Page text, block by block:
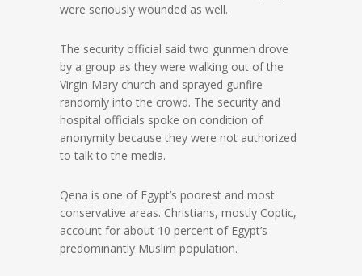
were seriously wounded as well.
The security official said two gunmen drove
by a group as they were walking out of the
Virgin Mary church and sprayed gunfire
randomly into the crowd. The security and
hospital officials spoke on condition of
anonymity because they were not authorized
to talk to the media.
Qena is one of Egypt’s poorest and most
conservative areas. Christians, mostly Coptic,
account for about 10 percent of Egypt’s
predominantly Muslim population.